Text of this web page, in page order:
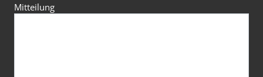
Mitteilung